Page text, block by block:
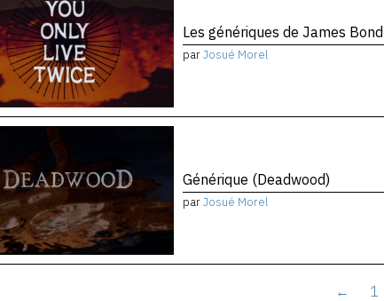
Les génériques de James Bond
parJosué Morel
Générique (Deadwood)
parJosué Morel
← 1